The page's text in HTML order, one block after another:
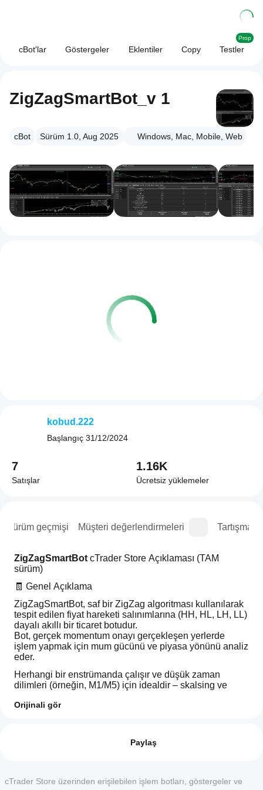
cBot'lar Göstergeler Eklentiler Copy Testler
Prop
ZigZagSmartBot_v 1
cBot Sürüm 1.0, Aug 2025 Windows, Mac, Mobile, Web
Sürüm geçmişi Müşteri değerlendirmeleri Tartışma
ZigZagSmartBot cTrader Store Açıklaması (TAM
sürüm)
🧾 Genel Açıklama
ZigZagSmartBot, saf bir ZigZag algoritması kullanılarak
tespit edilen fiyat hareketi salınımlarına (HH, HL, LH, LL)
dayalı akıllı bir ticaret botudur.
Bot, gerçek momentum onayı gerçekleşen yerlerde
işlem yapmak için mum gücünü ve piyasa yönünü analiz
eder.
Herhangi bir enstrümanda çalışır ve düşük zaman
dilimleri (örneğin, M1/M5) için idealdir – skalsing ve
swap dahil en gerçekçi koşullarda test edilmiştir.
yerine geçmek için değil.
Orijinali gör
Müşteri değerlendirmeleri
cBot'un bir
cTrader
Paylaş
cTrader Store üzerinden erişilebilen işlem botları, göstergeler ve
kobud.222
Başlangıç 31/12/2024
7
Satışlar
1.16K
Ücretsiz yüklemeler